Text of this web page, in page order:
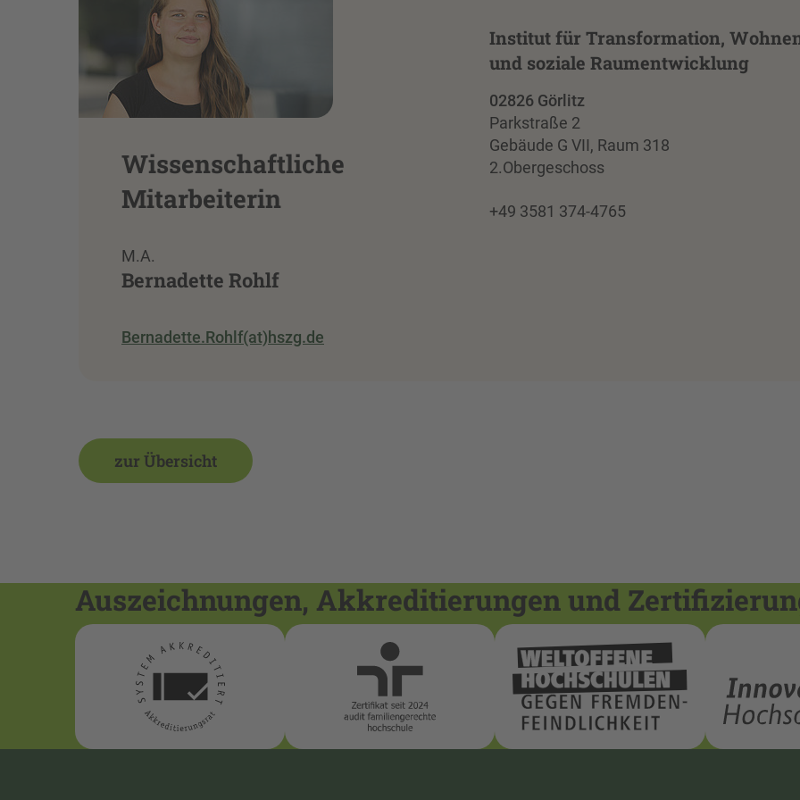
Wissenschaftliche
Mitarbeiterin
M.A.
Bernadette Rohlf
Bernadette.Rohlf(at)hszg.de
Institut für Transformation,
und soziale Raumentwicklung
02826 Görlitz
Parkstraße 2
Gebäude G VII, Raum 318
2.Obergeschoss
+49 3581 374-4765
zur Übersicht
Auszeichnungen, Akkreditierungen und